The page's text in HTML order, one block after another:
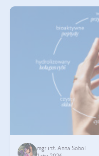
mgr inż. Anna Sobol